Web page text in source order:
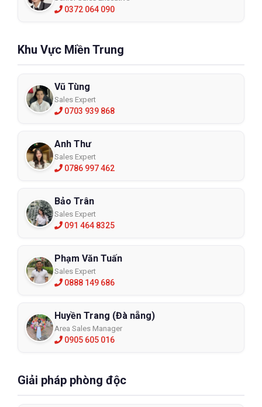
0372 064 090
Khu Vực Miền Trung
Vũ Tùng
Sales Expert
0703 939 868
Anh Thư
Sales Expert
0786 997 462
Bảo Trân
Sales Expert
091 464 8325
Phạm Văn Tuấn
Sales Expert
0888 149 686
Huyền Trang (Đà nẵng)
Area Sales Manager
0905 605 016
Giải pháp phòng độc